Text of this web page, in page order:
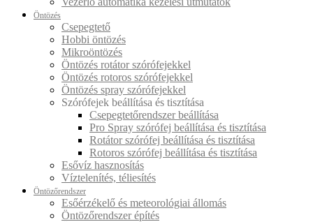
Öntözés
Csepegtető
Hobbi öntözés
Mikroöntözés
Öntözés rotátor szórófejekkel
Öntözés rotoros szórófejekkel
Öntözés spray szórófejekkel
Szórófejek beállítása és tisztítása
Csepegtetőrendszer beállítása
Pro Spray szórófej beállítása és tisztítása
Rotátor szórófej beállítása és tisztítása
Rotoros szórófej beállítása és tisztítása
Esővíz hasznosítás
Víztelenítés, téliesítés
Öntözőrendszer
Esőérzékelő és meteorológiai állomás
Öntözőrendszer építés